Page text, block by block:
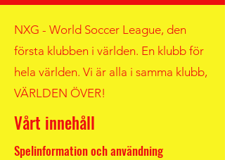
NXG - World Soccer League, den
första klubben i världen. En klubb för
hela världen. Vi är alla i samma klubb,
VÄRLDEN ÖVER!
Vårt innehåll
Spelinformation och användning